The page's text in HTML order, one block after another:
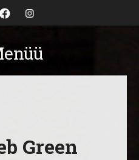
Green